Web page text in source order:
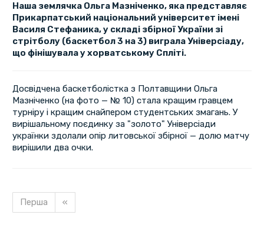
Наша землячка Ольга Мазніченко, яка представляє
Прикарпатський національний університет імені
Василя Стефаника, у складі збірної України зі
стрітболу (баскетбол 3 на 3) виграла Універсіаду,
що фінішувала у хорватському Спліті.
Досвідчена баскетболістка з Полтавщини Ольга
Мазніченко (на фото — № 10) стала кращим гравцем
турніру і кращим снайпером студентських змагань. У
вирішальному поєдинку за "золото" Універсіади
українки здолали опір литовської збірної — долю матчу
вирішили два очки.
Перша «